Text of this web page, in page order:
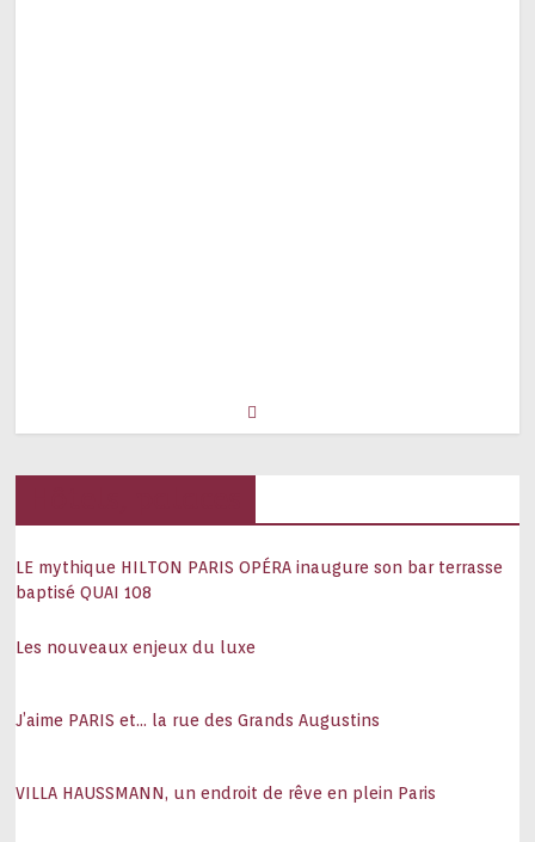
LE mythique HILTON PARIS OPÉRA inaugure son bar terrasse
baptisé QUAI 108
Les nouveaux enjeux du luxe
J’aime PARIS et… la rue des Grands Augustins
VILLA HAUSSMANN, un endroit de rêve en plein Paris